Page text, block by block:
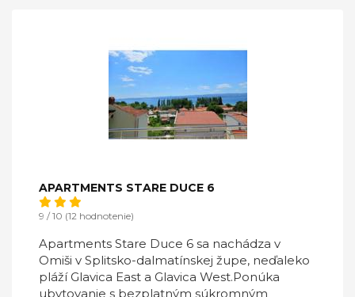
APARTMENTS STARE DUCE 6
9 / 10 (12 hodnotenie)
Apartments Stare Duce 6 sa nachádza v
Omiši v Splitsko-dalmatínskej župe, neďaleko
pláží Glavica East a Glavica West.Ponúka
ubytovanie s bezplatným súkromným